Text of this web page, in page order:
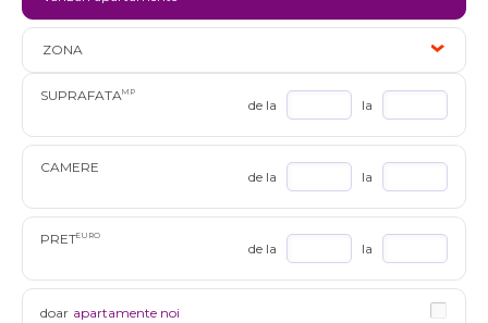
ZONA
SUPRAFATAMP
de la la
CAMERE
de la la
PRETEURO
de la la
doar apartamente noi